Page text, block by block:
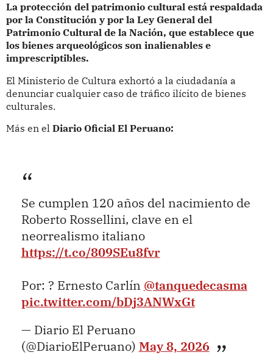
La protección del patrimonio cultural está respaldada
por la Constitución y por la Ley General del
Patrimonio Cultural de la Nación, que establece que
los bienes arqueológicos son inalienables e
imprescriptibles.
El Ministerio de Cultura exhortó a la ciudadanía a
denunciar cualquier caso de tráfico ilícito de bienes
culturales.
Más en el Diario Oficial El Peruano:
Se cumplen 120 años del nacimiento de
Roberto Rossellini, clave en el
neorrealismo italiano
https://t.co/809SEu8fvr
Por: ? Ernesto Carlín @tanquedecasma
pic.twitter.com/bDj3ANWxGt
— Diario El Peruano
(@DiarioElPeruano) May 8, 2026